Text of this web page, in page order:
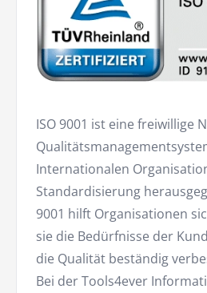
ISO 9001 ist eine freiwillige
Internationalen
Standardisierung
9001 hilft Organisationen
sie die Bedürfnisse der
die Qualität beständig
Bei der Tools4ever